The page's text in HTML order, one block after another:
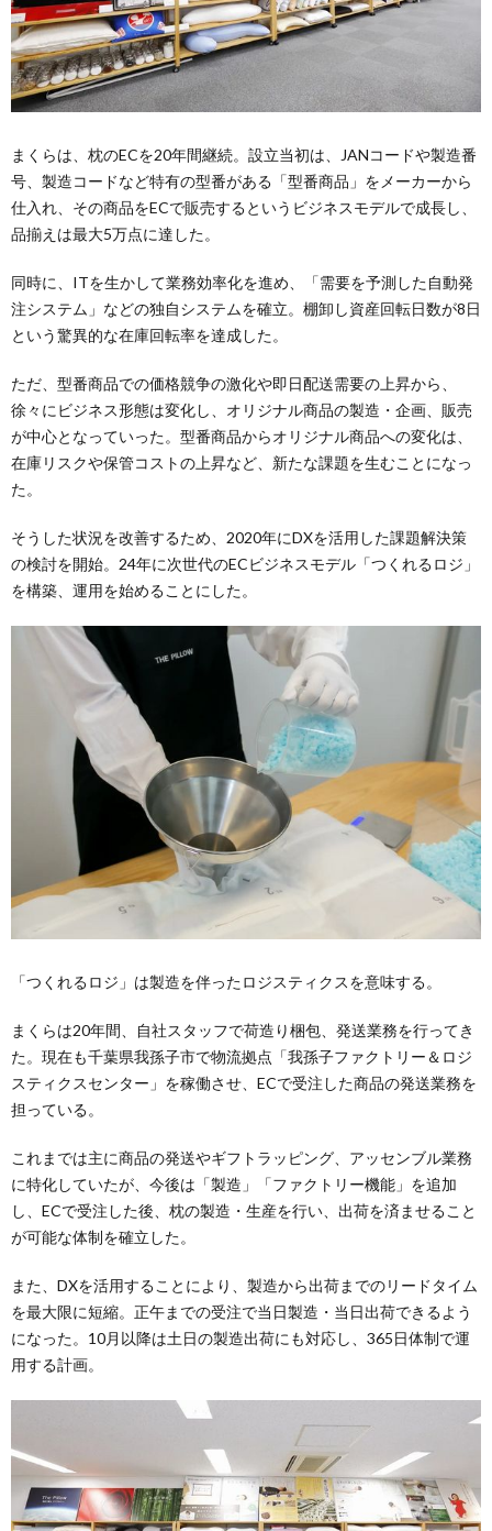
まくらは、枕のECを20年間継続。設立当初は、JANコードや製造番
号、製造コードなど特有の型番がある「型番商品」をメーカーから
仕入れ、その商品をECで販売するというビジネスモデルで成長し、
品揃えは最大5万点に達した。
同時に、ITを生かして業務効率化を進め、「需要を予測した自動発
注システム」などの独自システムを確立。棚卸し資産回転日数が8日
という驚異的な在庫回転率を達成した。
ただ、型番商品での価格競争の激化や即日配送需要の上昇から、
徐々にビジネス形態は変化し、オリジナル商品の製造・企画、販売
が中心となっていった。型番商品からオリジナル商品への変化は、
在庫リスクや保管コストの上昇など、新たな課題を生むことになっ
た。
そうした状況を改善するため、2020年にDXを活用した課題解決策
の検討を開始。24年に次世代のECビジネスモデル「つくれるロジ」
を構築、運用を始めることにした。
「つくれるロジ」は製造を伴ったロジスティクスを意味する。
まくらは20年間、自社スタッフで荷造り梱包、発送業務を行ってき
た。現在も千葉県我孫子市で物流拠点「我孫子ファクトリー＆ロジ
スティクスセンター」を稼働させ、ECで受注した商品の発送業務を
担っている。
これまでは主に商品の発送やギフトラッピング、アッセンブル業務
に特化していたが、今後は「製造」「ファクトリー機能」を追加
し、ECで受注した後、枕の製造・生産を行い、出荷を済ませること
が可能な体制を確立した。
また、DXを活用することにより、製造から出荷までのリードタイム
を最大限に短縮。正午までの受注で当日製造・当日出荷できるよう
になった。10月以降は土日の製造出荷にも対応し、365日体制で運
用する計画。